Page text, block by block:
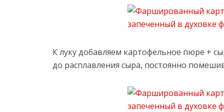
К луку добавляем картофельное пюре +
до расплавления сыра, постоянно